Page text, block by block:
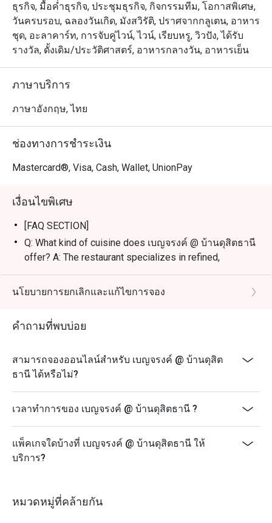
・เมนูที่นี่ขึ้นชื่อเรื่องการใช้วัตถุดิบคุณภาพสูงและกรรมวิธี
แบบดั้งเดิม เมนูซิกเนเจอร์ที่ห้ามพลาดคือ แกงเขียวหวาน
เนื้อชายโครงที่เคี่ยวนานถึง 72 ชั่วโมง และต้มยำกุ้งที่
สุรินทร์หรือข้าวไรซ์เบอร์รี่เพื่อสุขภาพ
・สำหรับคนในพื้นที่ ที่นี่คือตัวเลือกอันดับหนึ่งสำหรับการจัด
สัมผัสบรรยากาศสุดเอ็กซ์คลูซีฟ พร้อมบริการรถตุ๊กตุ๊กรับส่ง
จากโรงแรมดุสิตธานีที่มอบประสบการณ์การเดินทางที่ไม่
เหมือนใคร
・การจองผ่านแอปหรือเว็บไซต์ Eatigo เป็นวิธีที่คุ้มค่าที่สุด
เพียงเลือกช่วงเวลาที่คุณต้องการเพื่อรับส่วนลดสูงสุดถึง 50%
สำหรับค่าอาหาร
ธุรกิจ, มื้อค่ำธุรกิจ, ประชุมธุรกิจ, กิจกรรมทีม, โอกาสพิเศษ,
วันครบรอบ, ฉลองวันเกิด, มังสวิรัติ, ปราศจากกลูเตน, อาหาร
ชุด, อะลาคาร์ท, การจับคู่ไวน์, ไวน์, เรียบหรู, วิวปัง, ได้รับ
รางวัล, ดั้งเดิม/ประวัติศาสตร์, อาหารกลางวัน, อาหารเย็น
ภาษาบริการ
ภาษาอังกฤษ, ไทย
ช่องทางการชำระเงิน
Mastercard®, Visa, Cash, Wallet, UnionPay
เงื่อนไขพิเศษ
[FAQ SECTION]
Q: What kind of cuisine does เบญจรงค์ @ บ้านดุสิตธานี
offer? A: The restaurant specializes in refined,
traditional, and authentic Thai cuisine using premium
dish is the 72-hour braised beef green curry. Other
popular items include Tom Yum Goong and the unique
Q: What is the dress code? A: The atmosphere is
professional and luxury-casual; smart casual attire is
recommended, especially for business hosting or
special events.
Q: How do I get to เบญจรงค์ @ บ้านดุสิตธานี? A: It is
located at Baan Dusit Thani on Saladaeng Road. It is
easily accessible via MRT สีลม and offers a hotel tuk-
นโยบายการยกเลิกและแก้ไขการจอง
คำถามที่พบบ่อย
สามารถจองออนไลน์สำหรับ เบญจรงค์ @ บ้านดุสิต
ธานี ได้หรือไม่?
เวลาทำการของ เบญจรงค์ @ บ้านดุสิตธานี ?
แพ็คเกจใดบ้างที่ เบญจรงค์ @ บ้านดุสิตธานี ให้
บริการ?
หมวดหมู่ที่คล้ายกัน